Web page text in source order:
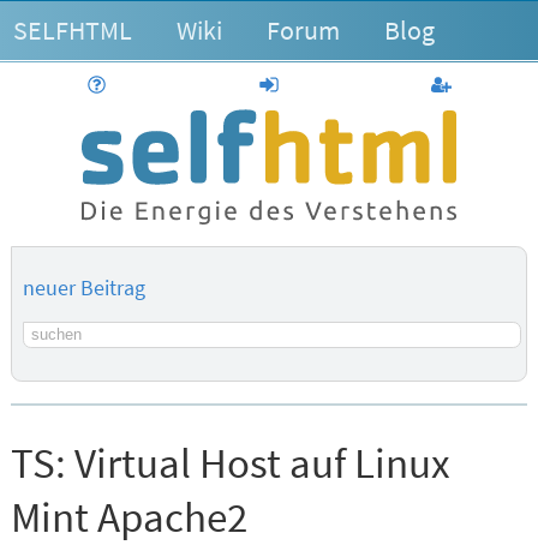
SELFHTML Wiki Forum Blog
anmelden
neuer Beitrag
Suchbegriff
TS: Virtual Host auf Linux
Mint Apache2